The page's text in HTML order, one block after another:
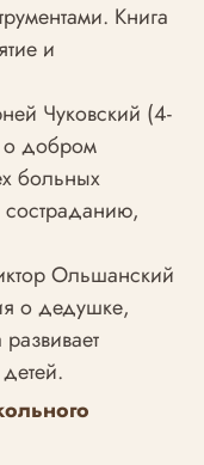
Книга
и
Чуковский (4-
о добром
больных
состраданию,
Ольшанский
о дедушке,